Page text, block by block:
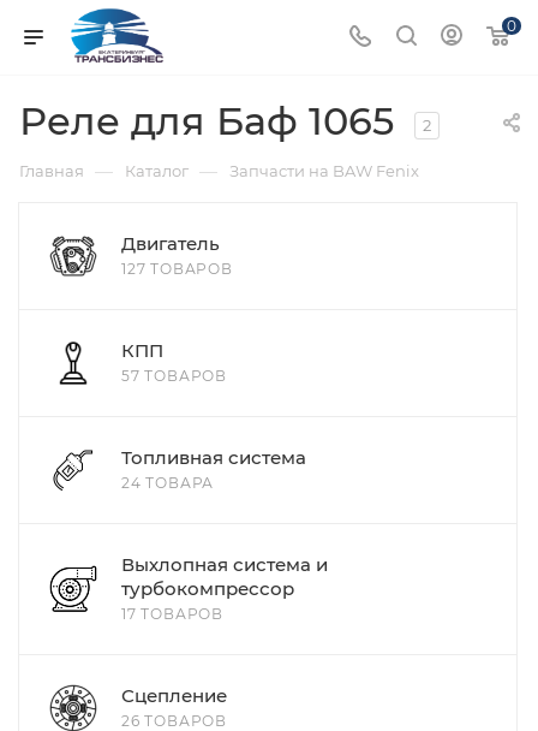
0
Реле для Баф 1065 2
Главная — Каталог — Запчасти на BAW Fenix
Двигатель
127 ТОВАРОВ
КПП
57 ТОВАРОВ
Топливная система
24 ТОВАРА
Выхлопная система и
турбокомпрессор
17 ТОВАРОВ
Сцепление
26 ТОВАРОВ